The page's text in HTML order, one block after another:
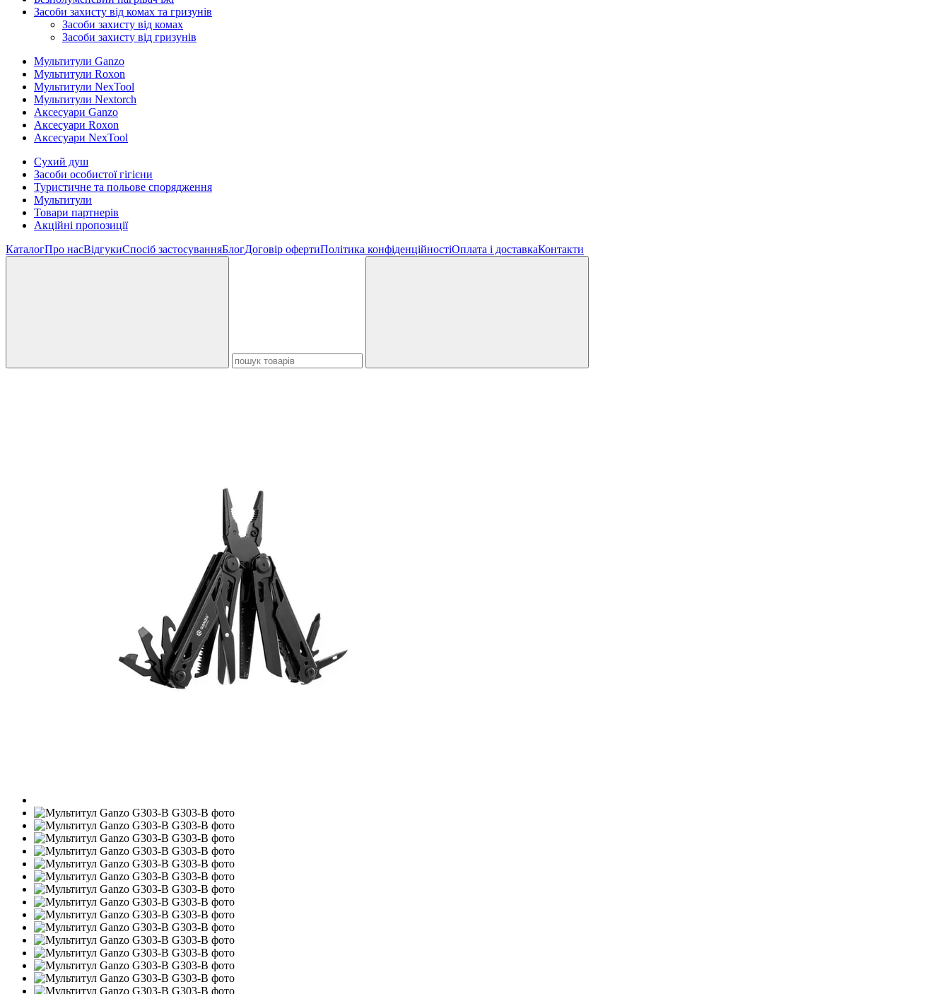
Засоби захисту від комах та гризунів
Засоби захисту від комах
Засоби захисту від гризунів
Мультитули Ganzo
Мультитули Roxon
Мультитули NexTool
Мультитули Nextorch
Аксесуари Ganzo
Аксесуари Roxon
Аксесуари NexTool
Сухий душ
Засоби особистої гігієни
Туристичне та польове спорядження
Мультитули
Товари партнерів
Акційні пропозиції
КаталогПро насВідгукиСпосіб застосуванняБлогДоговір офертиПолітика конфіденційностіОплата і доставкаКонтакти